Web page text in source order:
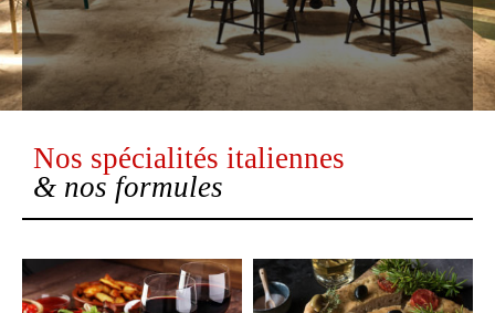
Nos spécialités italiennes
& nos formules